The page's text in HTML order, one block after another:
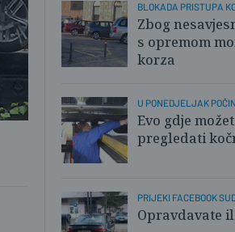
Željka Gavranović / PlusPortal
BLOKADA PRISTUPA
Zbog
s opremom
korza
U PONEDJELJAK
Evo gdje
pregledati
PRIJEKI FACEBOOK
Opravdavate